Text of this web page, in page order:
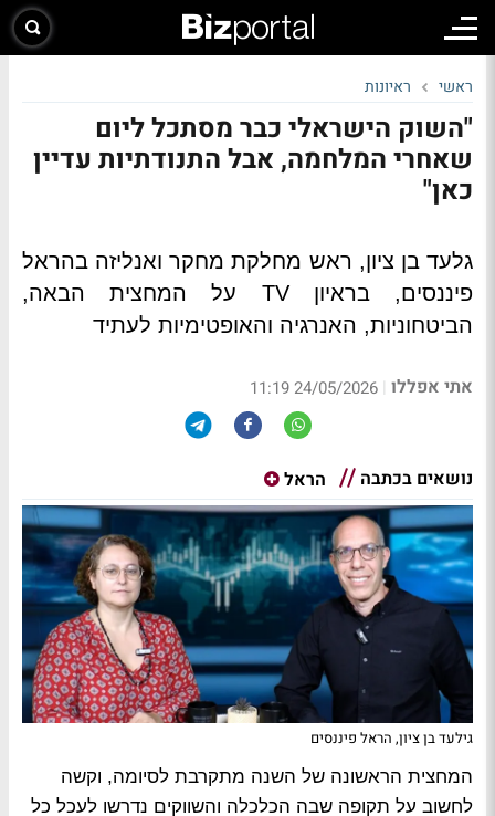
ראשי ראיונות
"השוק הישראלי כבר מסתכל ליום
שאחרי המלחמה, אבל התנודתיות עדיין
כאן"
גלעד בן ציון, ראש מחלקת מחקר ואנליזה בהראל
פיננסים, בראיון TV על המחצית הבאה,
הביטחוניות, האנרגיה והאופטימיות לעתיד
אתי אפללו |
24/05/2026 11:19
נושאים בכתבה הראל
גילעד בן ציון, הראל פיננסים
המחצית הראשונה של השנה מתקרבת לסיומה, וקשה
לחשוב על תקופה שבה הכלכלה והשווקים נדרשו לעכל כל